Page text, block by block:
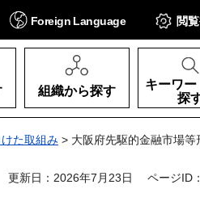
Foreign Language 閲
組織から探す
キーワー
探
た取組み > 大阪府先駆的金融市場等
更新日：2026年7月23日 ページID